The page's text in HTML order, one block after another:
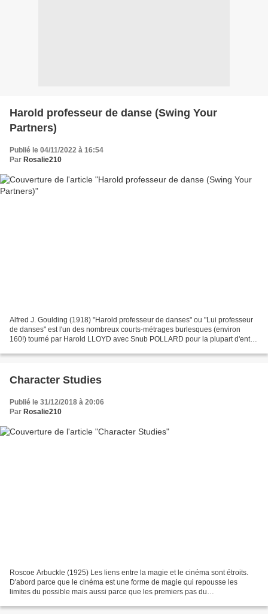
Harold professeur de danse (Swing Your
Partners)
Publié le 04/11/2022 à 16:54
Par Rosalie210
Alfred J. Goulding (1918) "Harold professeur de danses" ou "Lui professeur
de danses" est l'un des nombreux courts-métrages burlesques (environ
160!) tourné par Harold LLOYD avec Snub POLLARD pour la plupart d'entre
Character Studies
Publié le 31/12/2018 à 20:06
Par Rosalie210
Roscoe Arbuckle (1925) Les liens entre la magie et le cinéma sont étroits.
D'abord parce que le cinéma est une forme de magie qui repousse les
limites du possible mais aussi parce que les premiers pas du